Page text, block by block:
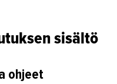
sisältö
ohjeet